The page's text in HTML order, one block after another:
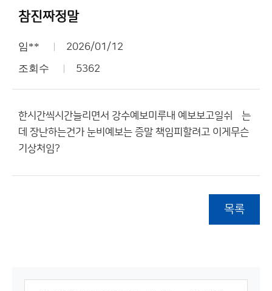
참진짜정말
임** 2026/01/12
조회수 5362
한시간씩시간늘리면서 강수예보미루내 예보보고일쉬엤는
데 장난하는건가 눈비예보는 증말 책임피할려고 이게무슨
기상처임?
목록